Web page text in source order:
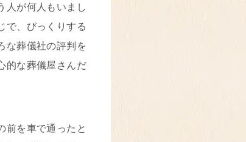
人が何人もいまし
で、びっくりする
な葬儀社の評判を
的な葬儀屋さんだ
前を車で通ったと